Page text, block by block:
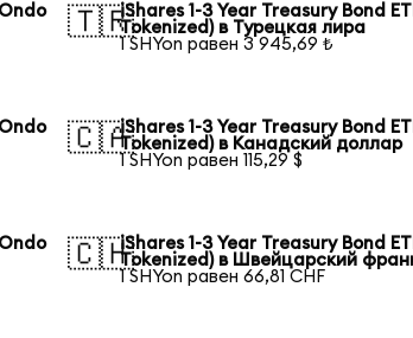
🇹🇷iShares 1-3 Year Treasury Bond
Tokenized) в Турецкая лира
1 SHYon равен 3 945,69 ₺
🇨🇦iShares 1-3 Year Treasury Bond
Tokenized) в Канадский доллар
1 SHYon равен 115,29 $
🇨🇭iShares 1-3 Year Treasury Bond
Tokenized) в Швейцарский
1 SHYon равен 66,81 CHF